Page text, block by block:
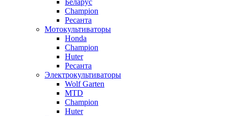
Беларус
Champion
Ресанта
Мотокультиваторы
Honda
Champion
Huter
Ресанта
Электрокультиваторы
Wolf Garten
MTD
Champion
Huter